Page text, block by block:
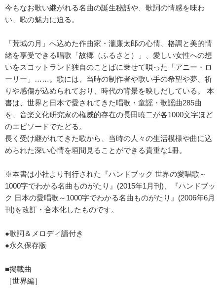
今もなお歌い継がれる名曲の誕生秘話や、歌詞の情感を味わ
い、歌の魅力に迫る。
「荒城の月」へ込めた作曲家・瀧廉太郎の心情、格調と美的情
緒を享受できる唱歌「故郷（ふるさと）」、愛しい女性への想
いをスコットランド独自のことばに乗せて唄った「アニー・ロ
ーリー」……。歌には、当時の制作者や歌い手の希望や夢、祈
りや感傷が込められており、時代の背景を映しだしている。 本
書は、世界と日本で愛されてきた唱歌・童謡・歌謡曲285曲
を、音楽文化研究家の権威的存在の長田暁二が各1000文字ほど
のエピソードでたどる。
長く受け継がれてきた歌から、当時の人々の生活模様や曲に込
められた深い心情を垣間見ることができる貴重な1冊。
※本書は小社より刊行された『ハンドブック 世界の愛唱歌～
1000字でわかる名曲ものがたり』(2015年1月刊)、『ハンドブッ
ク 日本の愛唱歌～1000字でわかる名曲ものがたり』(2006年6月
刊)を改訂・合本化したものです。
●歌詞＆メロディ譜付き
●永久保存版
■掲載曲
［世界編］